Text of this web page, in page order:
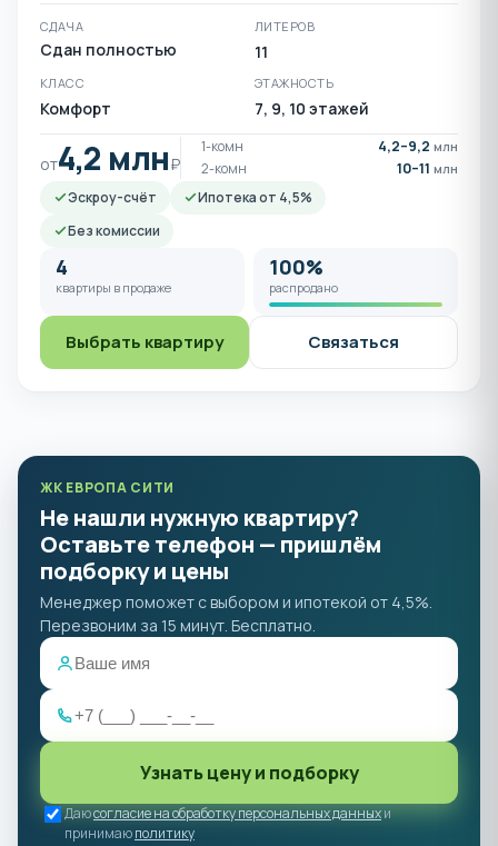
СДАЧА
Сдан полностью
ЛИТЕРОВ
11
КЛАСС
Комфорт
ЭТАЖНОСТЬ
7, 9, 10 этажей
от4,2 млн₽
1-комн 4,2–9,2 млн
2-комн 10–11 млн
Эскроу-счёт
Ипотека от 4,5%
Без комиссии
4
квартиры в продаже
100%
распродано
Выбрать квартиру Связаться
ЖК ЕВРОПА СИТИ
Не нашли нужную квартиру?
Оставьте телефон — пришлём
подборку и цены
Менеджер поможет с выбором и ипотекой от 4,5%.
Перезвоним за 15 минут. Бесплатно.
Узнать цену и подборку
Даюсогласие на обработку персональных данныхи
принимаюполитику